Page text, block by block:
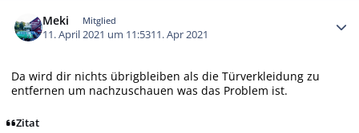
Meki Mitglied
11. April 2021 um 11:5311. Apr 2021
Da wird dir nichts übrigbleiben als die Türverkleidung zu
entfernen um nachzuschauen was das Problem ist.
Zitat